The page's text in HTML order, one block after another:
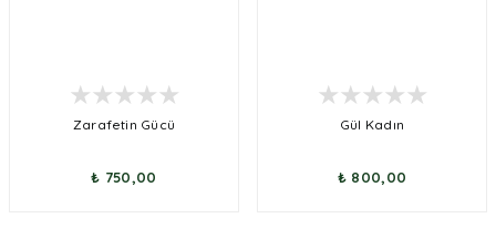
Zarafetin Gücü
₺ 750,00
Gül Kadın
₺ 800,00